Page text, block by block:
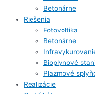
Betonárne
Riešenia
Fotovoltika
Betonárne
Bioplynové
Plazmové
Realizácie